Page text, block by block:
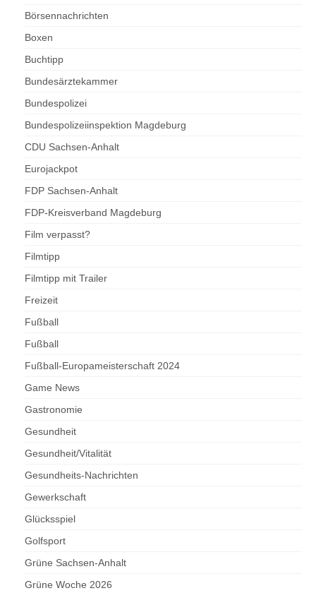
Börsennachrichten
Boxen
Buchtipp
Bundesärztekammer
Bundespolizei
Bundespolizeiinspektion Magdeburg
CDU Sachsen-Anhalt
Eurojackpot
FDP Sachsen-Anhalt
FDP-Kreisverband Magdeburg
Film verpasst?
Filmtipp
Filmtipp mit Trailer
Freizeit
Fußball
Fußball
Fußball-Europameisterschaft 2024
Game News
Gastronomie
Gesundheit
Gesundheit/Vitalität
Gesundheits-Nachrichten
Gewerkschaft
Glücksspiel
Golfsport
Grüne Sachsen-Anhalt
Grüne Woche 2026